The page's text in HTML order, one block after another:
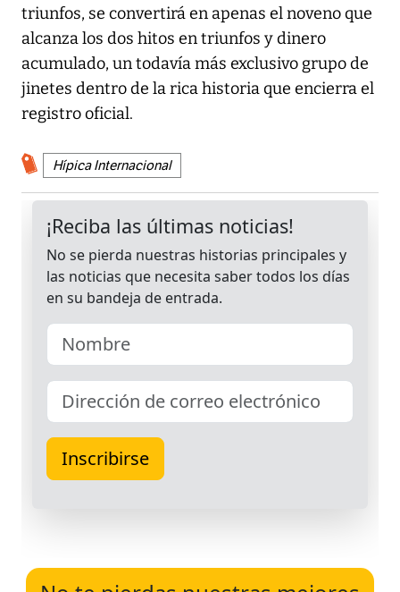
triunfos, se convertirá en apenas el noveno que
alcanza los dos hitos en triunfos y dinero
acumulado, un todavía más exclusivo grupo de
jinetes dentro de la rica historia que encierra el
registro oficial.
Hípica Internacional